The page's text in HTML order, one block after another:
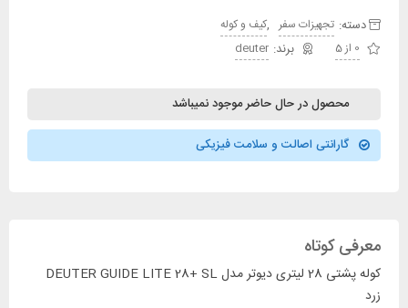
دسته: تجهیزات سفر , کیف و کوله
0 از 5
deuter
محصول در حال حاضر موجود نمیباشد
گارانتی اصالت و سلامت فیزیکی
معرفی کوتاه
کوله پشتی 28 لیتری دیوتر مدل DEUTER GUIDE LITE 28+ SL
زرد